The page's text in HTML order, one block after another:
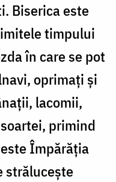
Biserica este
timpului
în care se pot
oprimaţi şi
lacomii,
primind
Împărăţia
străluceşte